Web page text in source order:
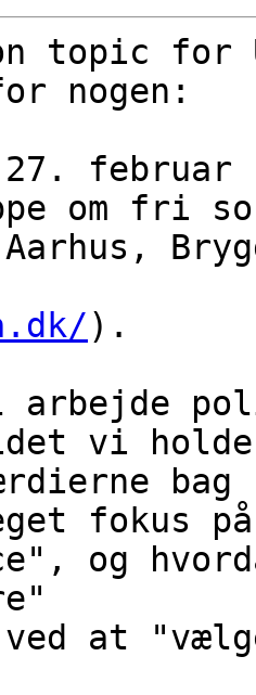
topic for
nogen:
27.
om fri
Aarhus,
).
arbejde
vi
fokus på
og
ved at